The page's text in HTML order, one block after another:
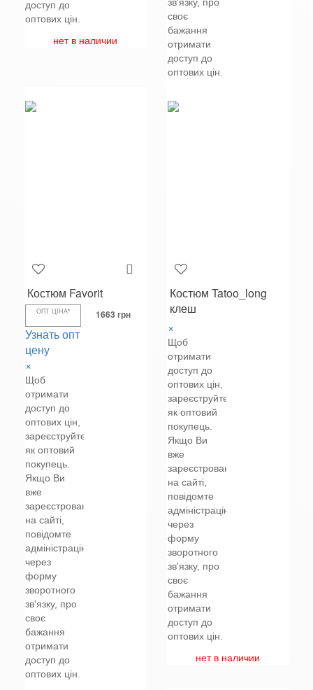
доступ до
оптових цін.
нет в наличии
своє
бажання
отримати
доступ до
оптових цін.
Костюм Favorit
ОПТ ЦІНА*
Узнать опт
цену
×
Щоб
отримати
доступ до
оптових цін,
зареєструйтеся
як оптовий
покупець.
Якщо Ви
вже
зареєстровані
на сайті,
повідомте
адміністрацію
через
форму
зворотного
зв'язку, про
своє
бажання
отримати
доступ до
оптових цін.
1663 грн
Костюм Tatoo_long
клеш
×
Щоб
отримати
доступ до
оптових цін,
зареєструйтеся
як оптовий
покупець.
Якщо Ви
вже
зареєстровані
на сайті,
повідомте
адміністрацію
через
форму
зворотного
зв'язку, про
своє
бажання
отримати
доступ до
оптових цін.
нет в наличии